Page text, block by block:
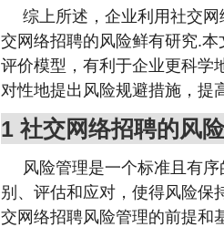
综上所述，企业利用社交
交网络招聘的风险鲜有研究.
评价模型，有利于企业更科学
对性地提出风险规避措施，提
1 社交网络招聘的风
风险管理是一个标准且有
别、评估和应对，使得风险保
交网络招聘风险管理的前提和